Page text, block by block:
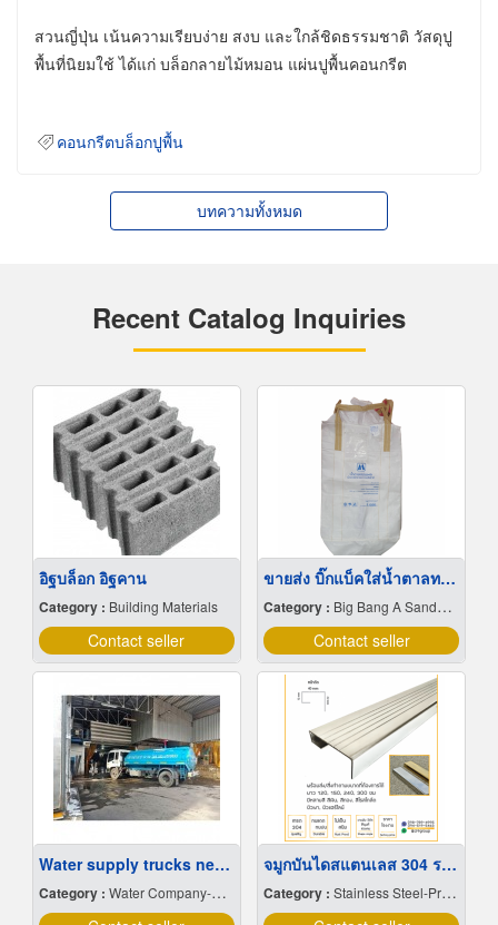
สวนญี่ปุ่น เน้นความเรียบง่าย สงบ และใกล้ชิดธรรมชาติ วัสดุปู
พื้นที่นิยมใช้ ได้แก่ บล็อกลายไม้หมอน แผ่นปูพื้นคอนกรีต
คอนกรีตบล็อกปูพื้น
บทความทั้งหมด
Recent Catalog Inquiries
อิฐบล็อก อิฐคาน
Category : Building Materials
Contact seller
ขายส่ง บิ๊กแบ็คใส่น้ำตาลทราย สมุทรปราการ
Category : Big Bang A Sandbag.
Contact seller
Water supply trucks near me
Category : Water Company-Bulk
จมูกบันไดสแตนเลส 304 ราคาโรงงาน
Category : Stainless Steel-Products